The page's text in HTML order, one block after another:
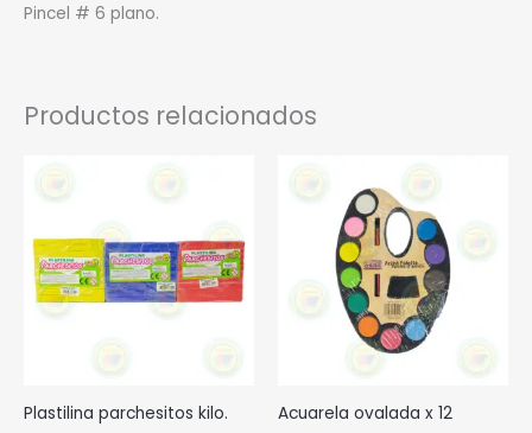
Pincel # 6 plano.
Productos relacionados
Plastilina parchesitos kilo. Acuarela ovalada x 12